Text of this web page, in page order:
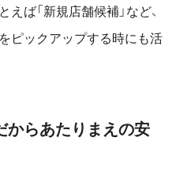
ば「新規店舗候補」など、
ピックアップする時にも活
からあたりまえの安